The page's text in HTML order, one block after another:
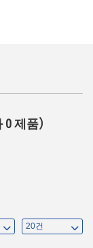
제품）